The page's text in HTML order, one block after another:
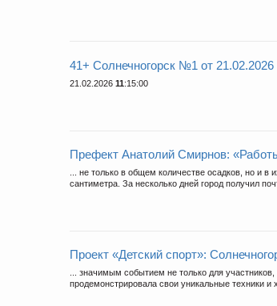
41+ Солнечногорск №1 от 21.02.2026
21.02.2026 11:15:00
Префект Анатолий Смирнов:
... не только в общем количестве осадков, но и
сантиметра. За несколько дней город получил
Проект «Детский спорт»:
... значимым событием не только для
продемонстрировала свои уникальные техники